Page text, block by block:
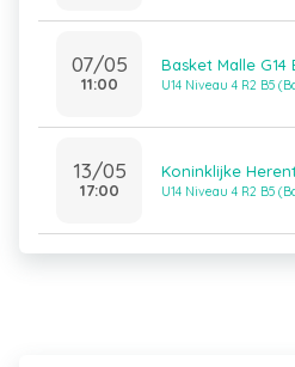
07/05
11:00
Basket Malle G14
U14 Niveau 4 R2 B5
13/05
17:00
Koninklijke
U14 Niveau 4 R2 B5